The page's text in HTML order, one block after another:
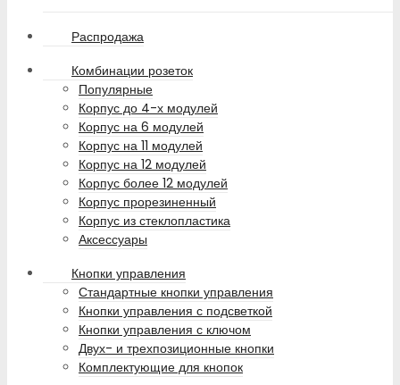
Распродажа
Комбинации розеток
Популярные
Корпус до 4-х модулей
Корпус на 6 модулей
Корпус на 11 модулей
Корпус на 12 модулей
Корпус более 12 модулей
Корпус прорезиненный
Корпус из стеклопластика
Аксессуары
Кнопки управления
Стандартные кнопки управления
Кнопки управления с подсветкой
Кнопки управления с ключом
Двух- и трехпозиционные кнопки
Комплектующие для кнопок